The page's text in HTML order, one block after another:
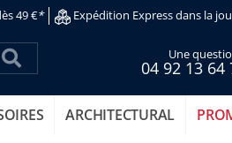
49 €* Expédition Express dans la
Une
04 92 13 64
ARCHITECTURAL